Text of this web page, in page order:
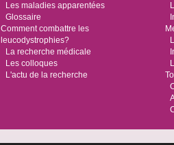
Les maladies apparentées
Glossaire
Comment combattre les
leucodystrophies?
La recherche médicale
Les colloques
L'actu de la recherche